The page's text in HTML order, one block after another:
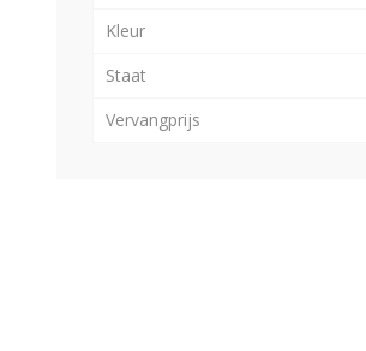
Kleur
Staat
Vervangprijs